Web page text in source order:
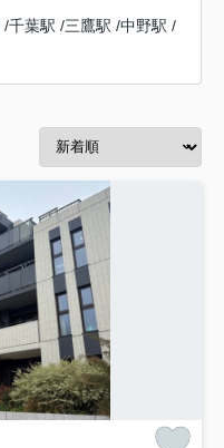
/千葉駅 /三鷹駅 /中野駅 /